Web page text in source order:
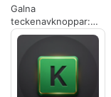
Galna
teckenavknoppar:
Kinesisk tecken
förvandlad till pussel